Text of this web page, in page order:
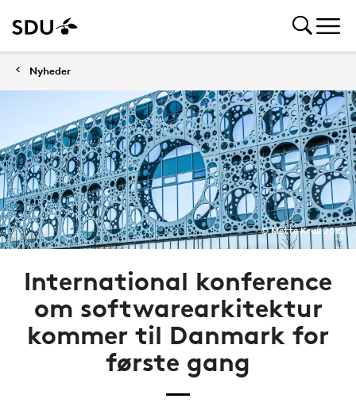
Nyheder
© Mette Krull 2015
International konference
om softwarearkitektur
kommer til Danmark for
første gang